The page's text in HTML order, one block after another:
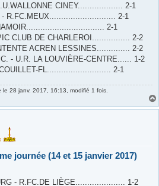
CINEY................... 2-1
- R.FC.MEUX............................ 2-1
2-1
CLUB DE CHARLEROI................ 2-2
ACREN LESSINES.............. 2-2
- U.R. LA LOUVIÈRE-CENTRE...... 1-2
FL........................... 2-1
le 28 janv. 2017, 16:13, modifié 1 fois.
journée (14 et 15 janvier 2017)
- R.FC.DE LIÈGE..................... 1-2